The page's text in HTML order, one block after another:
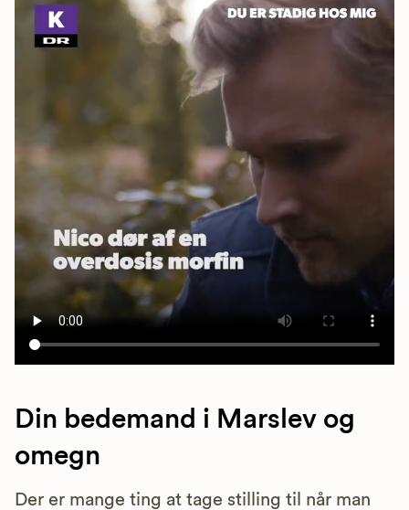
Din bedemand i Marslev og
omegn
Der er mange ting at tage stilling til når man